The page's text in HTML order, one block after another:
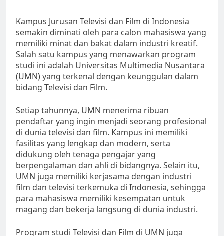
Kampus Jurusan Televisi dan Film di Indonesia
semakin diminati oleh para calon mahasiswa yang
memiliki minat dan bakat dalam industri kreatif.
Salah satu kampus yang menawarkan program
studi ini adalah Universitas Multimedia Nusantara
(UMN) yang terkenal dengan keunggulan dalam
bidang Televisi dan Film.
Setiap tahunnya, UMN menerima ribuan
pendaftar yang ingin menjadi seorang profesional
di dunia televisi dan film. Kampus ini memiliki
fasilitas yang lengkap dan modern, serta
didukung oleh tenaga pengajar yang
berpengalaman dan ahli di bidangnya. Selain itu,
UMN juga memiliki kerjasama dengan industri
film dan televisi terkemuka di Indonesia, sehingga
para mahasiswa memiliki kesempatan untuk
magang dan bekerja langsung di dunia industri.
Program studi Televisi dan Film di UMN juga